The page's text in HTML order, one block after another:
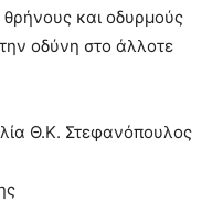
και οδυρμούς
οδύνη στο άλλοτε
Θ.Κ. Στεφανόπουλος